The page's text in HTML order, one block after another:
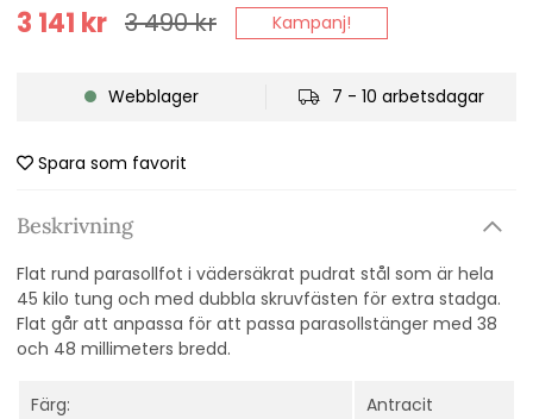
3 490kr
3 141 kr Kampanj!
Webblager 7 - 10 arbetsdagar
Spara som favorit
Beskrivning
Flat rund parasollfot i vädersäkrat pudrat stål som är hela
45 kilo tung och med dubbla skruvfästen för extra stadga.
Flat går att anpassa för att passa parasollstänger med 38
och 48 millimeters bredd.
Färg: Antracit